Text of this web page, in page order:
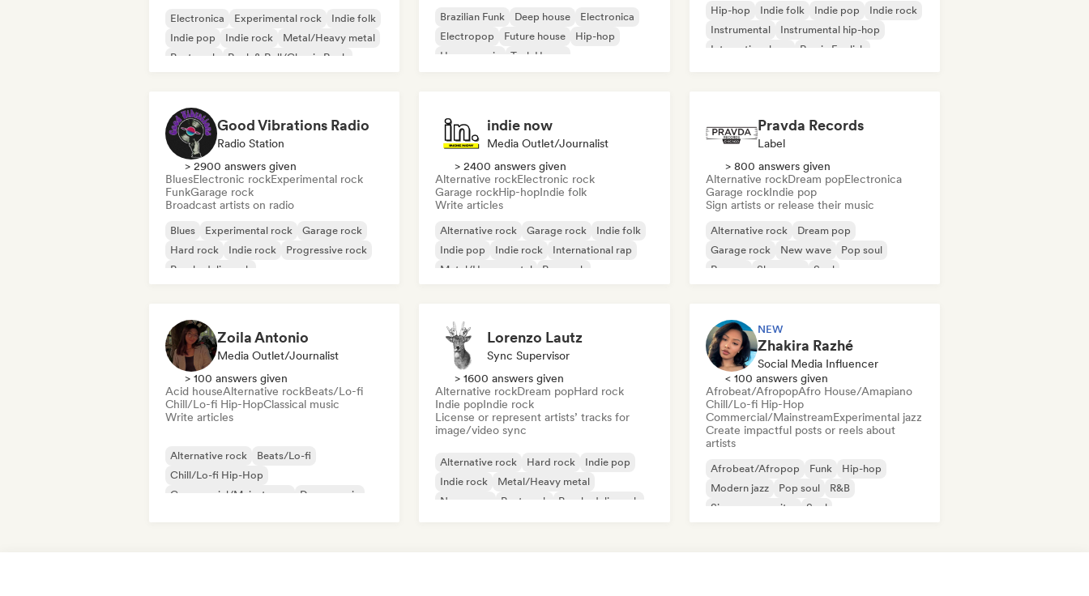
Electronica Experimental rock
Indie folk
Indie pop
Indie rock
Metal/Heavy metal
Post punk
Rock & Roll/Classic Rock
Brazilian Funk Deep house
Electronica
Electropop
Future house
Hip-hop
House music
Tech House
Hip-hop Indie folk Indie pop
Indie rock
Instrumental
Instrumental hip-hop
International rap
Rap in English
Good Vibrations Radio
Radio Station
> 2900 answers given
BluesElectronic rockExperimental rock
FunkGarage rock
Broadcast artists on radio
Blues Experimental rock
Garage rock
Hard rock
Indie rock
Progressive rock
Psychedelic rock
indie now
Media Outlet/Journalist
> 2400 answers given
Alternative rockElectronic rock
Garage rockHip-hopIndie folk
Write articles
Alternative rock Garage rock
Indie folk
Indie pop
Indie rock
International rap
Metal/Heavy metal
Pop rock
Pravda Records
Label
> 800 answers given
Alternative rockDream popElectronica
Garage rockIndie pop
Sign artists or release their music
Alternative rock
Dream pop
Garage rock
New wave
Pop soul
Reggae
Shoegaze Soul
Zoila Antonio
Media Outlet/Journalist
> 100 answers given
Acid houseAlternative rockBeats/Lo-fi
Chill/Lo-fi Hip-HopClassical music
Write articles
Alternative rock
Beats/Lo-fi
Chill/Lo-fi Hip-Hop
Commercial/Mainstream
Dance music
Lorenzo Lautz
Sync Supervisor
> 1600 answers given
Alternative rockDream popHard rock
Indie popIndie rock
License or represent artists’ tracks for
image/video sync
Alternative rock Hard rock
Indie pop
Indie rock
Metal/Heavy metal
New wave
Post punk Psychedelic rock
NEW
Zhakira Razhé
Social Media Influencer
< 100 answers given
Afrobeat/AfropopAfro House/Amapiano
Chill/Lo-fi Hip-Hop
Commercial/MainstreamExperimental jazz
Create impactful posts or reels about
artists
Afrobeat/Afropop Funk
Hip-hop
Modern jazz
Pop soul
R&B
Singer songwriter
Soul